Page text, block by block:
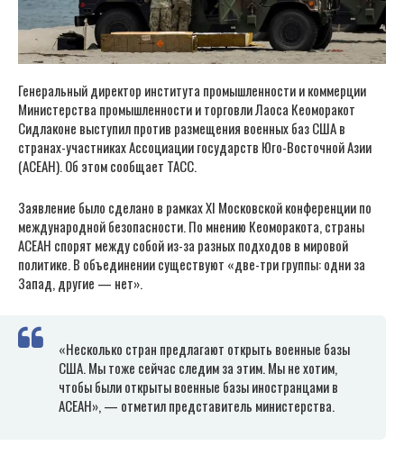
Генеральный директор института промышленности и коммерции
Министерства промышленности и торговли Лаоса Кеоморакот
Сидлаконе выступил против размещения военных баз США в
странах-участниках Ассоциации государств Юго-Восточной Азии
(АСЕАН). Об этом сообщает ТАСС.
Заявление было сделано в рамках ХI Московской конференции по
международной безопасности. По мнению Кеоморакота, страны
АСЕАН спорят между собой из-за разных подходов в мировой
политике. В объединении существуют «две-три группы: одни за
Запад, другие — нет».
«Несколько стран предлагают открыть военные базы
США. Мы тоже сейчас следим за этим. Мы не хотим,
чтобы были открыты военные базы иностранцами в
АСЕАН», — отметил представитель министерства.